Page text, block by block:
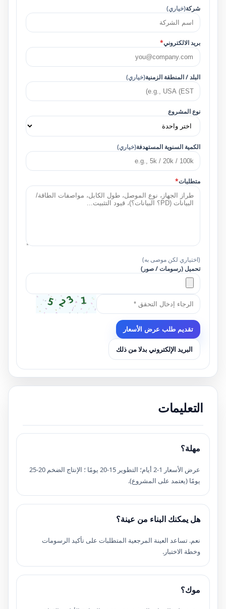
شركة(خياري)
بريد الالكتروني*
البلد / المنطقة الزمنية(خياري)
نوع المشروع
الكمية السنوية المستهدفة(خياري)
متطلبات*
(اختياري لكن موصى به)
تحميل (رسومات / صور)
تقديم طلب عرض الأسعار
البريد الإلكتروني بدلا من ذلك
التعليمات
مهلة؟
عرض الأسعار 1-2 أيام؛ التطوير 15-20 يومًا ؛ الإنتاج الضخم 20-25
يومًا (يعتمد على المشروع).
هل يمكنك البناء من عينة؟
نعم. تساعد العينة المرجعية المتطلبات على تأكيد الرسومات
وخطة الاختبار.
موك؟